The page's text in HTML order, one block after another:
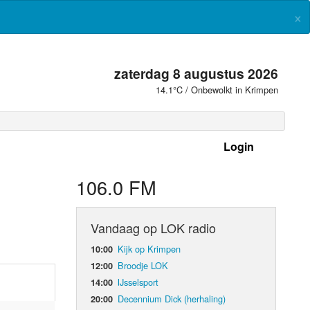
×
zaterdag 8 augustus 2026
14.1°C / Onbewolkt in Krimpen
Login
106.0 FM
Vandaag op LOK radio
10:00 Kijk op Krimpen
12:00 Broodje LOK
14:00 IJsselsport
20:00 Decennium Dick (herhaling)